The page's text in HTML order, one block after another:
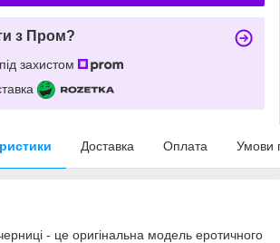
з Пром?
захистом
Доставка Оплата Умови
- це оригінальна модель еротичного